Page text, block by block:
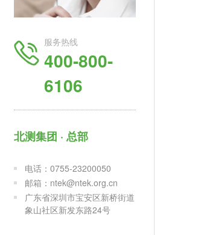
服务热线
400-800-
6106
北测集团 · 总部
电话：0755-23200050
邮箱：ntek@ntek.org.cn
广东省深圳市宝安区新桥街道
象山社区新发东路24号